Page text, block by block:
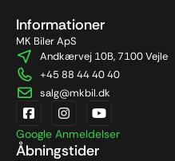
Informationer
MK Biler ApS
Andkærvej 10B, 7100 Vejle
+45 88 44 40 40
salg@mkbil.dk
Google Anmeldelser
Åbningstider